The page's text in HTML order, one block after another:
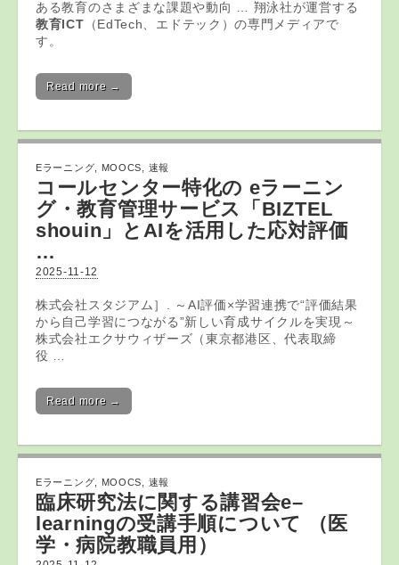
ある教育のさまざまな課題や動向 … 翔泳社が運営する
教育ICT （EdTech、エドテック）の専門メディアで
す。
Read more →
Eラーニング MOOCS 速報
コールセンター特化の eラーニン
グ・教育管理サービス「BIZTEL
shouin」とAIを活用した応対評価
…
2025-11-12
株式会社スタジアム］. ～AI評価×学習連携で“評価結果
から自己学習につながる”新しい育成サイクルを実現～
株式会社エクサウィザーズ（東京都港区、代表取締
役 …
Read more →
Eラーニング MOOCS 速報
臨床研究法に関する講習会e–
learningの受講手順について （医
学・病院教職員用）